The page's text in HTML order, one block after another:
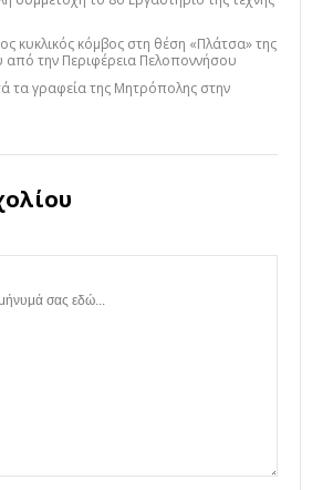
κυκλικός κόμβος στη θέση «Πλάτσα» της
από την Περιφέρεια Πελοποννήσου
τα γραφεία της Μητρόπολης στην